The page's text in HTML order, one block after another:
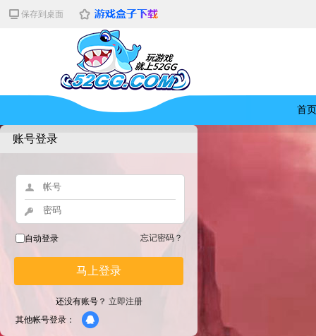
保存到桌面
首页
账号登录
自动登录 忘记密码？
马上登录
还没有账号？ 立即注册
其他帐号登录：